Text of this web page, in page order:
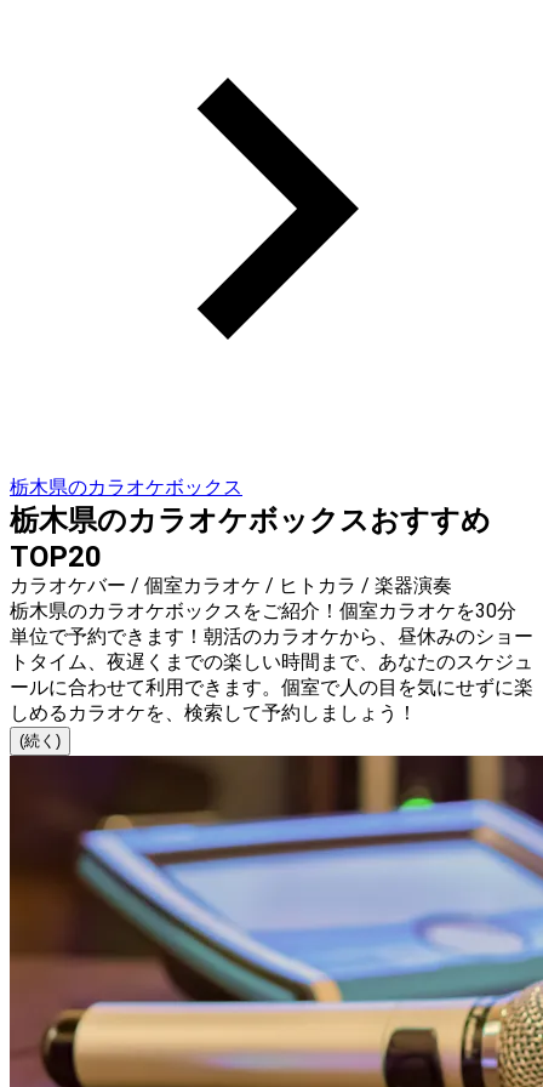
栃木県のカラオケボックス
栃木県のカラオケボックスおすすめ
TOP20
カラオケバー / 個室カラオケ / ヒトカラ / 楽器演奏
栃木県のカラオケボックスをご紹介！個室カラオケを30分
単位で予約できます！朝活のカラオケから、昼休みのショー
トタイム、夜遅くまでの楽しい時間まで、あなたのスケジュ
ールに合わせて利用できます。個室で人の目を気にせずに楽
しめるカラオケを、検索して予約しましょう！
(続く)